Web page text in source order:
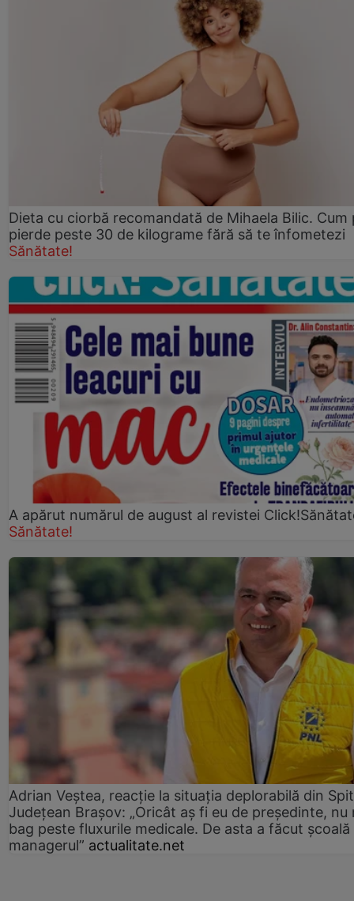
Dieta cu ciorbă recomandată de Mihaela Bilic. Cum
pierde peste 30 de kilograme fără să te înfometezi
Sănătate!
A apărut numărul de august al revistei
Sănătate!
Adrian Veștea, reacție la situația deplorabilă din
Județean Brașov: „Oricât aș fi eu de președinte, nu
bag peste fluxurile medicale. De asta a făcut școală
managerul” actualitate.net